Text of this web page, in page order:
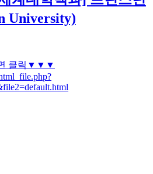
University)
면 클릭▼▼▼